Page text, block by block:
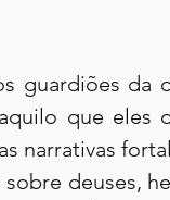
guardiões da
que eles
narrativas
deuses,